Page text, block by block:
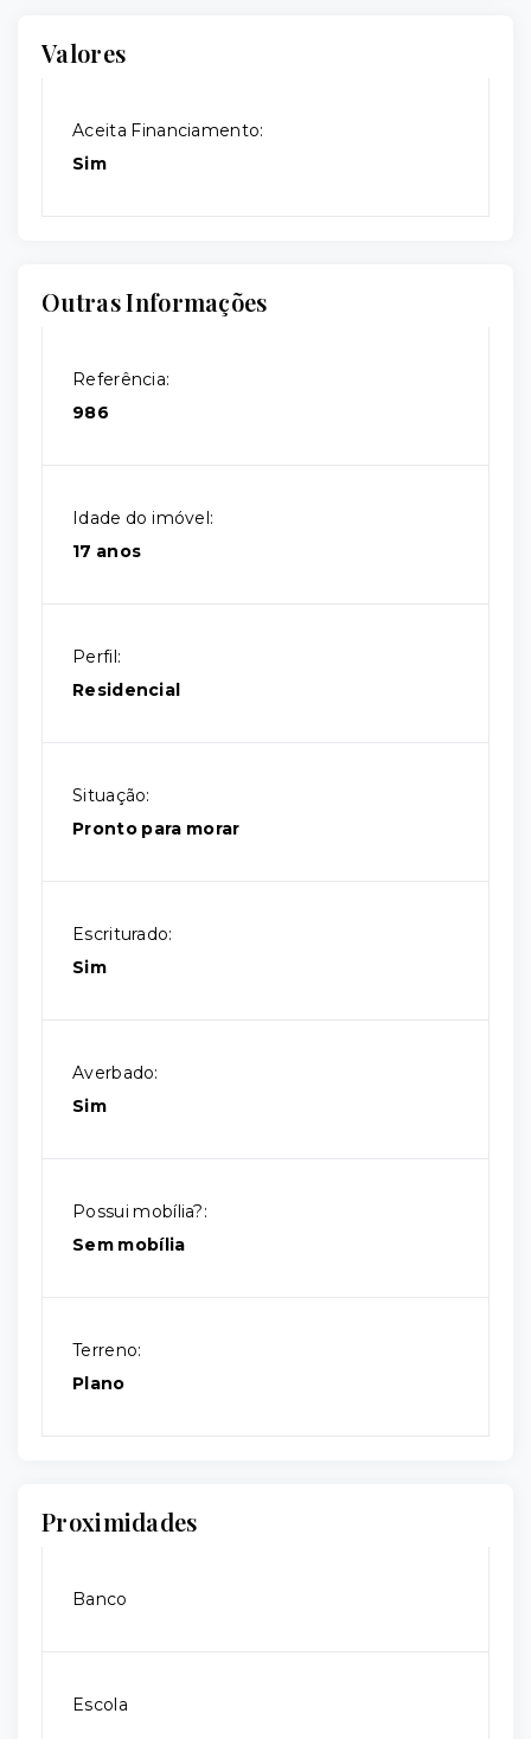
Valores
Aceita Financiamento:
Sim
Outras Informações
Referência:
986
Idade do imóvel:
17 anos
Perfil:
Residencial
Situação:
Pronto para morar
Escriturado:
Sim
Averbado:
Sim
Possui mobília?:
Sem mobília
Terreno:
Plano
Proximidades
Banco
Escola